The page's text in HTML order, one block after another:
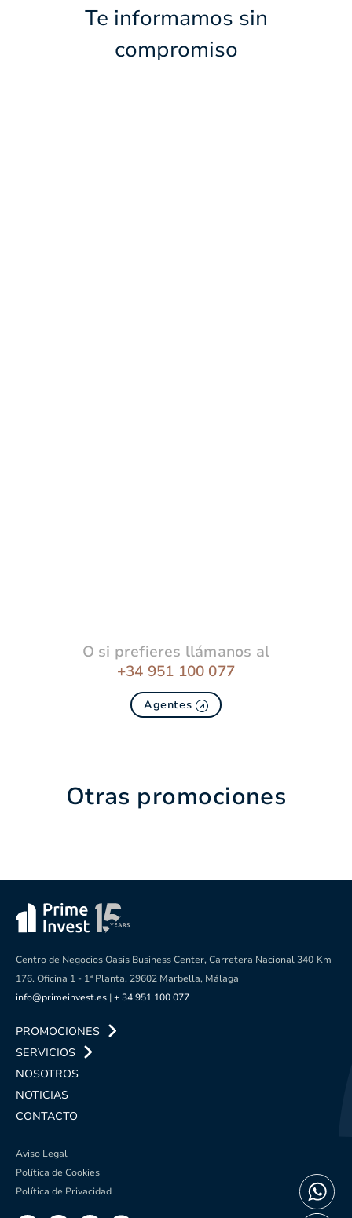
Te informamos sin
compromiso
O si prefieres llámanos al
+34 951 100 077
Agentes
Otras promociones
Centro de Negocios Oasis Business Center, Carretera Nacional 340 Km
176. Oficina 1 - 1ª Planta, 29602 Marbella, Málaga
info@primeinvest.es |+ 34 951 100 077
PROMOCIONES
SERVICIOS
NOSOTROS
NOTICIAS
CONTACTO
Aviso Legal
Política de Cookies
Política de Privacidad